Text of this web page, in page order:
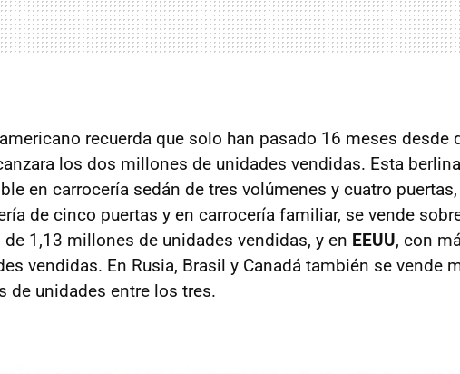
recuerda que solo han pasado 16 meses desde
los dos millones de unidades vendidas. Esta berlina
en carrocería sedán de tres volúmenes y cuatro
de cinco puertas y en carrocería familiar, se vende
de 1,13 millones de unidades vendidas, y en EEUU, con
vendidas. En Rusia, Brasil y Canadá también se vende
de unidades entre los tres.